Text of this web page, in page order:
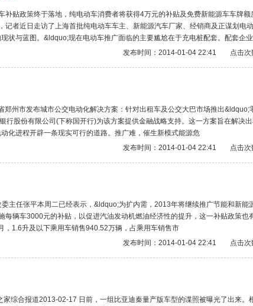
贴政策终于落地，纯电动车消费者将获得4万元的补贴及免费新能源车车牌额
记者近日走访了上海首批纯电动车车主、新能源汽车厂家、经销商及正谋划电
状与蓝图。&ldquo;现在电动车推广面临的主要尴尬在于充电桩配套。配套企
发布时间：2014-01-04 22:41
点击
州市发布城市公交电动化解决方案：针对出租车及公交大巴市场推出&ldquo;
股份有限公司(下称国开行)为该方案提供金融战略支持。这一方案旨在解决
化进程开辟一条现实可行的道路。推广难，催生新模式能源危
发布时间：2014-01-04 22:41
点击
主任张平本周二已经表示，&ldquo;为扩内需，2013年将继续推广节能和新能
辆车3000元的补贴，以促进汽油发动机燃油经济性的提升，这一补贴政策也
1.6升及以下乘用车销售940.52万辆，占乘用车销售市
发布时间：2014-01-04 22:41
点击
综合报道2013-02-17 日前，一组比亚迪秦量产版车型的谍照被曝光了出来。